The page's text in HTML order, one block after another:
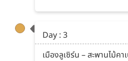
Day : 3
เมืองลูเซิร์น – สะพานไม้ค